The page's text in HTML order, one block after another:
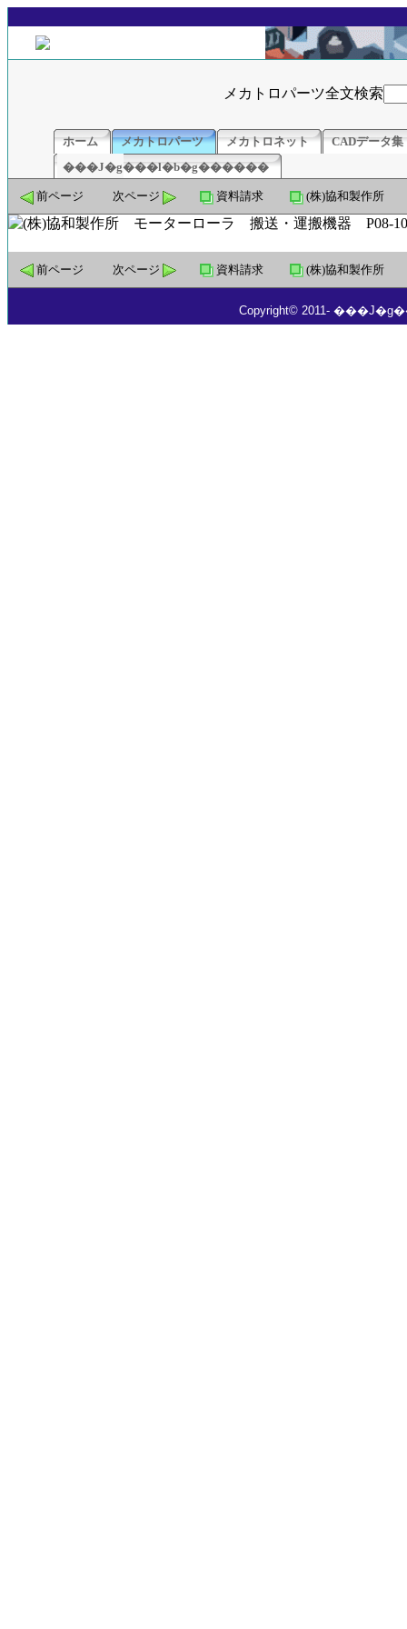
メカトロパーツ全文検索
ホーム メカトロパーツ メカトロネット
CADデータ集
���J�g���l�b�g������
前ページ 次ページ 資料請求 (株)協和製作所
前ページ 次ページ 資料請求 (株)協和製作所
Copyright© 2011-